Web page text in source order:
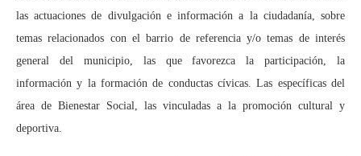
las actuaciones de divulgación e información a la ciudadanía, sobre
temas relacionados con el barrio de referencia y/o temas de interés
general del municipio, las que favorezca la participación, la
información y la formación de conductas cívicas. Las específicas del
área de Bienestar Social, las vinculadas a la promoción cultural y
deportiva.